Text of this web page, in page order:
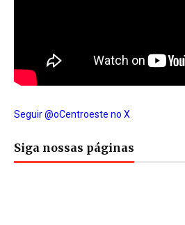
Seguir @oCentroeste no X
Siga nossas páginas